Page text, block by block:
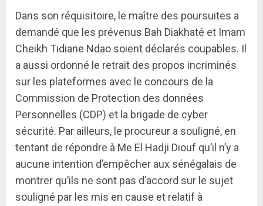
Dans son réquisitoire, le maître des poursuites a
demandé que les prévenus Bah Diakhaté et Imam
Cheikh Tidiane Ndao soient déclarés coupables. Il
a aussi ordonné le retrait des propos incriminés
sur les plateformes avec le concours de la
Commission de Protection des données
Personnelles (CDP) et la brigade de cyber
sécurité. Par ailleurs, le procureur a souligné, en
tentant de répondre à Me El Hadji Diouf qu’il n’y a
aucune intention d’empêcher aux sénégalais de
montrer qu’ils ne sont pas d’accord sur le sujet
souligné par les mis en cause et relatif à